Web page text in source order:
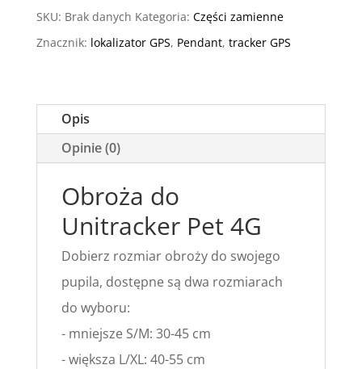
Unitracker
Pet
SKU: Brak danych Kategoria: Części zamienne
Znacznik: lokalizator GPS, Pendant, tracker GPS
Opis
Opinie (0)
Obroża do
Unitracker Pet 4G
Dobierz rozmiar obroży do swojego
pupila, dostępne są dwa rozmiarach
do wyboru:
- mniejsze S/M: 30-45 cm
- większa L/XL: 40-55 cm